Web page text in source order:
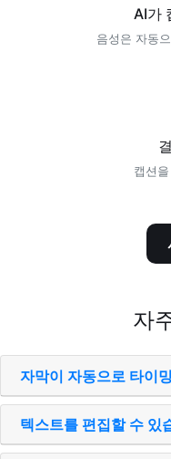
AI가
음성은 자동
캡션
자
자막이 자동으로 타이
텍스트를 편집할 수 있